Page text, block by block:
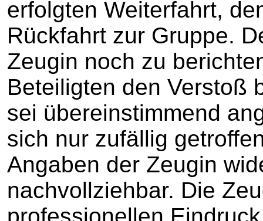
erfolgten Weiterfahrt,
Rückfahrt zur Gruppe.
Zeugin noch zu
Beteiligten den Verstoß
sei übereinstimmend
sich nur zufällig
Angaben der Zeugin
nachvollziehbar. Die